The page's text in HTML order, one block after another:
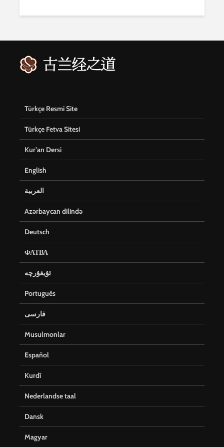
Türkçe Resmi Site
Türkçe Fetva Sitesi
Kur’an Dersi
English
العربية
Azərbaycan dilində
Deutsch
ФАТВА
ئۇيغۇرچە
Português
فارسی
Musulmonlar
Español
Kurdî
Nederlandse taal
Dansk
Magyar